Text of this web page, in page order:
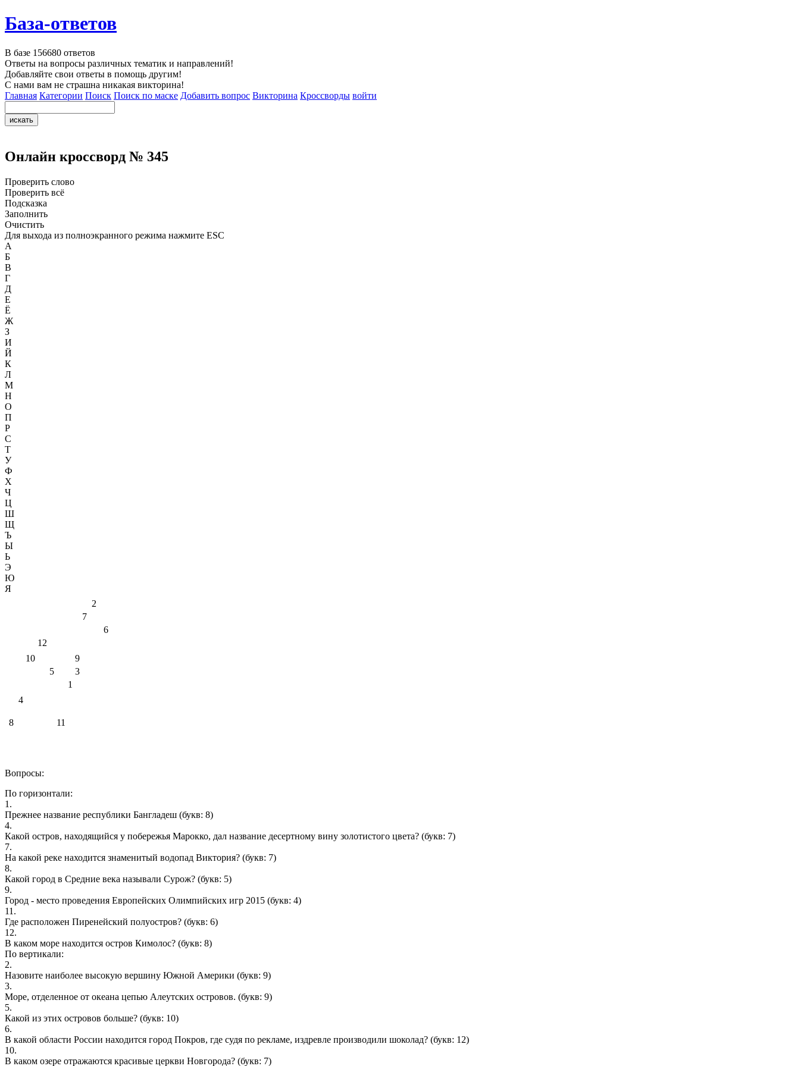
База-ответов
В базе 156680 ответов
Ответы на вопросы различных тематик и направлений!
Добавляйте свои ответы в помощь другим!
С нами вам не страшна никакая викторина!
Главная Категории Поиск Поиск по маске Добавить вопрос Викторина Кроссворды войти
Онлайн кроссворд № 345
Проверить слово
Проверить всё
Подсказка
Заполнить
Очистить
Для выхода из полноэкранного режима нажмите ESC
А
Б
В
Г
Д
Е
Ё
Ж
З
И
Й
К
Л
М
Н
О
П
Р
С
Т
У
Ф
Х
Ч
Ц
Ш
Щ
Ъ
Ы
Ь
Э
Ю
Я
2
7
6
12
10
9
5
3
1
4
8 11
Вопросы:
По горизонтали:
1.
Прежнее название республики Бангладеш (букв: 8)
4.
Какой остров, находящийся у побережья Марокко, дал название десертному вину золотистого цвета? (букв: 7)
7.
На какой реке находится знаменитый водопад Виктория? (букв: 7)
8.
Какой город в Средние века называли Сурож? (букв: 5)
9.
Город - место проведения Европейских Олимпийских игр 2015 (букв: 4)
11.
Где расположен Пиренейский полуостров? (букв: 6)
12.
В каком море находится остров Кимолос? (букв: 8)
По вертикали:
2.
Назовите наиболее высокую вершину Южной Америки (букв: 9)
3.
Море, отделенное от океана цепью Алеутских островов. (букв: 9)
5.
Какой из этих островов больше? (букв: 10)
6.
В какой области России находится город Покров, где судя по рекламе, издревле производили шоколад? (букв: 12)
10.
В каком озере отражаются красивые церкви Новгорода? (букв: 7)